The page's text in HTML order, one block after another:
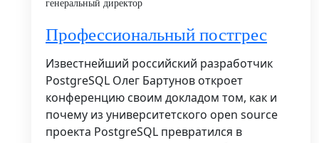
генеральный директор
Профессиональный постгрес
Известнейший российский разработчик
PostgreSQL Олег Бартунов откроет
конференцию своим докладом том, как и
почему из университетского open source
проекта PostgreSQL превратился в